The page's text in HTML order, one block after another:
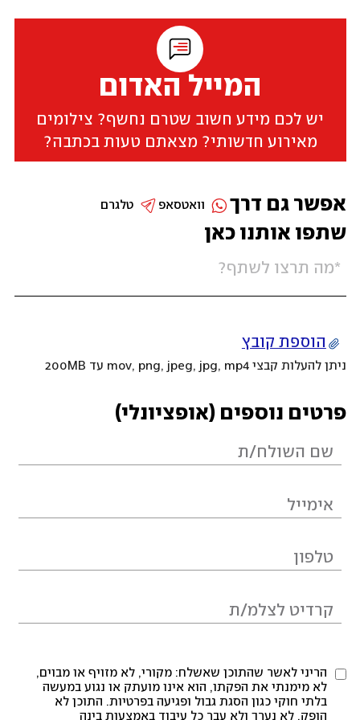
המייל האדום
יש לכם מידע חשוב שטרם נחשף? צילומים
מאירוע חדשותי? מצאתם טעות בכתבה?
שתפו אותנו כאן
הוספת קובץ
ניתן להעלות קבצי mov, png, jpeg, jpg, mp4 עד 200MB
פרטים נוספים (אופציונלי)
הריני לאשר שהתוכן שאשלח: מקורי, לא מזויף או מבוים,
לא מימנתי את הפקתו, הוא אינו מועתק או נגוע במעשה
בלתי חוקי כגון הסגת גבול ופגיעה בפרטיות. התוכן לא
הופק, לא נערך ולא עבר כל עיבוד באמצעות בינה
אפשר גם דרך טלגרם וואטסאפ